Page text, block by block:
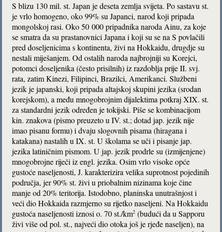
S blizu 130 mil. st. Japan je deseta zemlja svijeta. Po sastavu st.
je vrlo homogeno, oko 99% su Japanci, narod koji pripada
mongolskoj rasi. Oko 50 000 pripadnika naroda Ainu, za koje
se smatra da su prastanovnici Japana i koji su se na S povlačili
pred doseljenicima s kontinenta, živi na Hokkaidu, drugdje su
nestali miješanjem. Od ostalih naroda najbrojniji su Korejci,
potomci doseljenika (često prisilnih) iz razdoblja prije II. svj.
rata, zatim Kinezi, Filipinci, Brazilci, Amerikanci. Službeni
jezik je japanski, koji pripada altajskoj skupini jezika (srodan
korejskom), a među mnogobrojnim dijalektima potkraj XIX. st.
za standardni jezik određen je tokijski. Piše se kombinacijom
kin. znakova (pismo preuzeto u IV. st.; dotad jap. jezik nije
imao pisanu formu) i dvaju slogovnih pisama (hiragana i
katakana) nastalih u IX. st. U školama se uči i pisanje jap.
jezika latiničnim pismom. U jap. jezik prodrle su (izmijenjene)
mnogobrojne riječi iz engl. jezika. Osim vrlo visoke opće
gustoće naseljenosti, J. karakterizira velika suprotnost pojedinih
područja, jer 90% st. živi u priobalnim nizinama koje čine
manje od 20% teritorija. Istodobno, planinska unutrašnjost i
veći dio Hokkaida razmjerno su rijetko naseljeni. Na Hokkaidu
gustoća naseljenosti iznosi o. 70 st./km2 (budući da u Sapporu
živi više od pol. st., najveći dio otoka još je rjeđe naseljen), na